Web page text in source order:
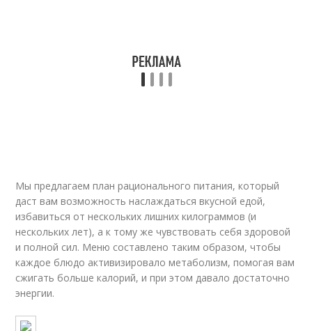
Мы предлагаем план рационального питания, который
даст вам возможность наслаждаться вкусной едой,
избавиться от нескольких лишних килограммов (и
нескольких лет), а к тому же чувствовать себя здоровой
и полной сил. Меню составлено таким образом, чтобы
каждое блюдо активизировало метаболизм, помогая вам
сжигать больше калорий, и при этом давало достаточно
энергии.